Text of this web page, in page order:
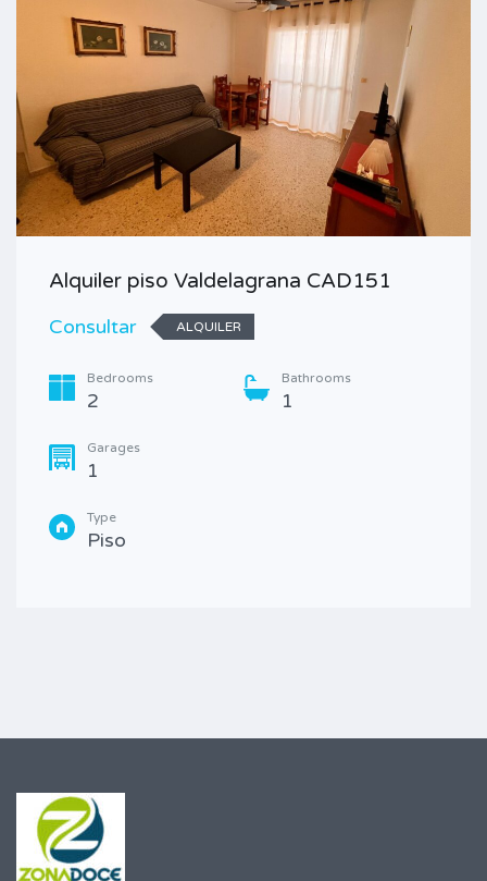
Alquiler piso Valdelagrana CAD151
Consultar
ALQUILER
Bedrooms
2
Bathrooms
1
Garages
1
Type
Piso